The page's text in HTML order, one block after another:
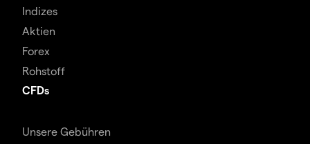
Indizes
Aktien
Forex
Rohstoff
CFDs
Unsere Gebühren